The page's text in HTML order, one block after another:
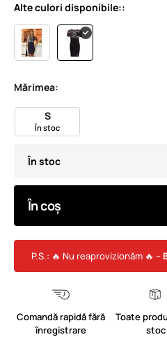
Alte culori disponibile::
Mărimea:
S
În stoc
În stoc
În coș
P.S.: 🔥 Nu reaprovizionăm 🔥 –
Comandă rapidă fără
înregistrare
Toate
stoc